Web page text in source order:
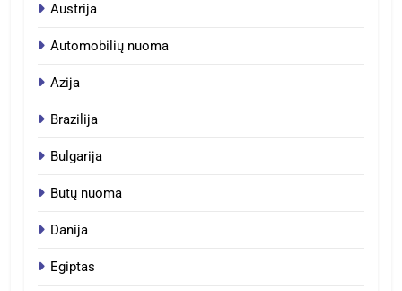
Austrija
Automobilių nuoma
Azija
Brazilija
Bulgarija
Butų nuoma
Danija
Egiptas